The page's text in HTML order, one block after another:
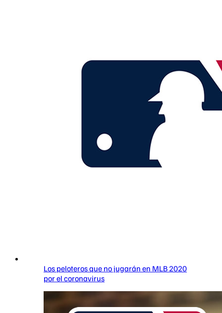
Los peloteros que no jugarán en MLB 2020
por el coronavirus